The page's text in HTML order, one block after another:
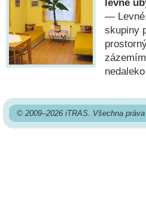
levné
—
skupiny
© 2009–2026 iTRAS. Všechna